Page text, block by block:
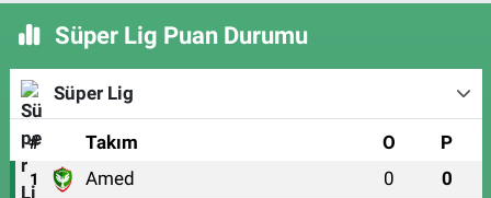
Süper Lig Puan Durumu
Süper Lig
# Takım O P
1 Amed 0 0